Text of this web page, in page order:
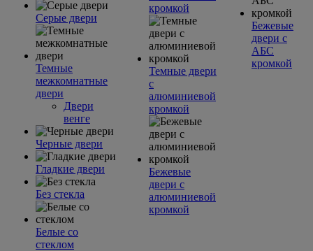
Серые двери
Темные
межкомнатные
двери
Двери
венге
Черные двери
Гладкие двери
Без стекла
Белые со
стеклом
кромкой
Темные двери
с
алюминиевой
кромкой
Бежевые
двери с
алюминиевой
кромкой
Бежевые
двери с
АБС
кромкой